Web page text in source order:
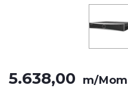
5.638,00 m/